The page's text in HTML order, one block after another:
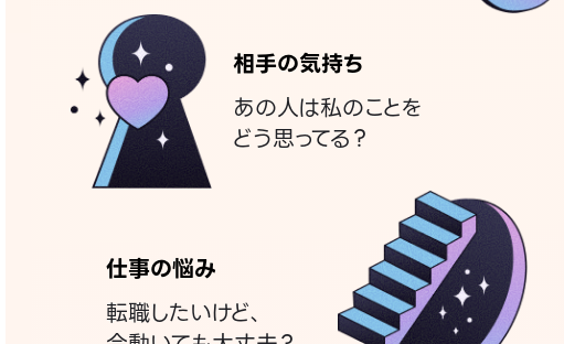
相手の気持ち
あの人は私のことを
どう思ってる？
仕事の悩み
転職したいけど、